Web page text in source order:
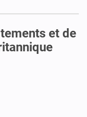
et de